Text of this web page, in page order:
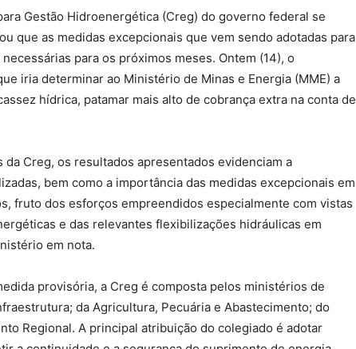
Gestão Hidroenergética (Creg) do governo federal se
que as medidas excepcionais que vem sendo adotadas para
para os próximos meses. Ontem (14), o
iria determinar ao Ministério de Minas e Energia (MME) a
hídrica, patamar mais alto de cobrança extra na conta de
Creg, os resultados apresentados evidenciam a
bem como a importância das medidas excepcionais em
fruto dos esforços empreendidos especialmente com vistas
e das relevantes flexibilizações hidráulicas em
em nota.
provisória, a Creg é composta pelos ministérios de
da Agricultura, Pecuária e Abastecimento; do
Regional. A principal atribuição do colegiado é adotar